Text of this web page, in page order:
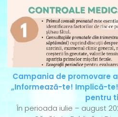
Campania de promovare
„Informează-te! Implică-
pentru
În perioada iulie – august